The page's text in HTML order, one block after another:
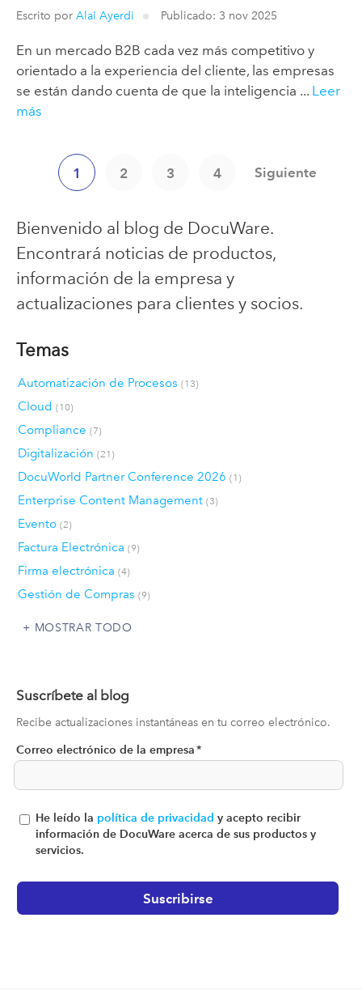
Escrito por Alai Ayerdi Publicado: 3 nov 2025
En un mercado B2B cada vez más competitivo y
orientado a la experiencia del cliente, las empresas
se están dando cuenta de que la inteligencia ... Leer
más
1 2 3 4 Siguiente
Bienvenido al blog de DocuWare.
Encontrará noticias de productos,
información de la empresa y
actualizaciones para clientes y socios.
Temas
Automatización de Procesos (13)
Cloud (10)
Compliance (7)
Digitalización (21)
DocuWorld Partner Conference 2026 (1)
Enterprise Content Management (3)
Evento (2)
Factura Electrónica (9)
Firma electrónica (4)
Gestión de Compras (9)
MOSTRAR TODO
Suscríbete al blog
Recibe actualizaciones instantáneas en tu correo electrónico.
Correo electrónico de la empresa*
He leído la política de privacidad y acepto recibir
información de DocuWare acerca de sus productos y
servicios.